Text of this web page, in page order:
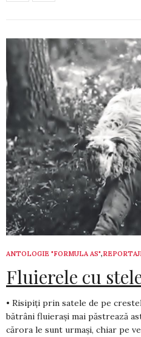
ANTOLOGIE "FORMULA AS",
Fluierele cu
• Risipiți prin satele de pe
bătrâni fluierași mai păstrează
cărora le sunt urmași, chiar pe